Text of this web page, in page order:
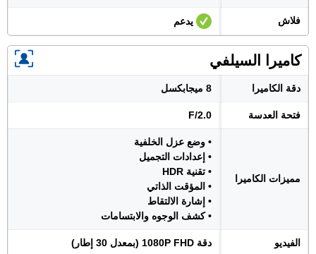
فلاش يدعم
كاميرا السيلفي
دقة الكاميرا 8 ميجابكسل
فتحة العدسة F/2.0
مميزات الكاميرا
• وضع عزل الخلفية
• إعدادات التجميل
• تقنية HDR
• المؤقت الذاتي
• إشارة الالتقاط
• كشف الوجوه والابتسامات
الفيديو دقة 1080P FHD (بمعدل 30 إطار)